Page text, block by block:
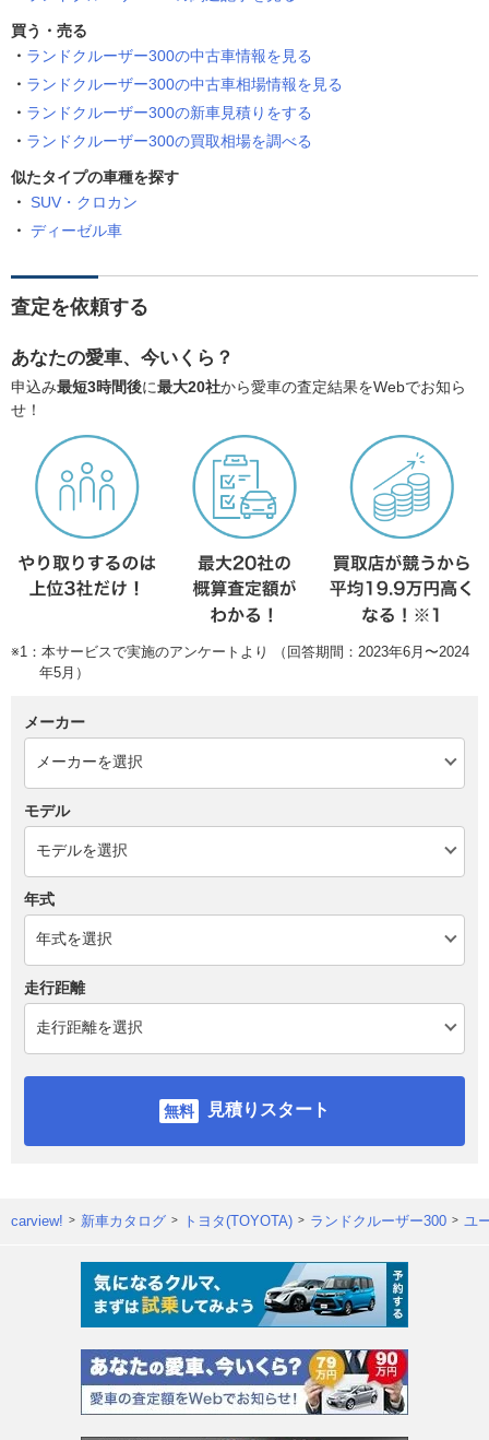
買う・売る
ランドクルーザー300の中古車情報を見る
ランドクルーザー300の中古車相場情報を見る
ランドクルーザー300の新車見積りをする
ランドクルーザー300の買取相場を調べる
似たタイプの車種を探す
SUV・クロカン
ディーゼル車
査定を依頼する
あなたの愛車、今いくら？
申込み最短3時間後に最大20社から愛車の査定結果をWebでお知ら
せ！
※1：本サービスで実施のアンケートより （回答期間：2023年6月〜2024
年5月）
メーカー
モデル
年式
走行距離
見積りスタート
carview! 新車カタログ トヨタ(TOYOTA) ランドクルーザー300 ユ